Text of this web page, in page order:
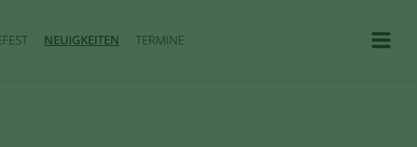
NEUIGKEITEN TERMINE